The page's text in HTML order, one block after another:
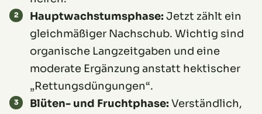
Hauptwachstumsphase: Jetzt zählt ein
gleichmäßiger Nachschub. Wichtig sind
organische Langzeitgaben und eine
moderate Ergänzung anstatt hektischer
„Rettungsdüngungen“.
Blüten- und Fruchtphase: Verständlich,